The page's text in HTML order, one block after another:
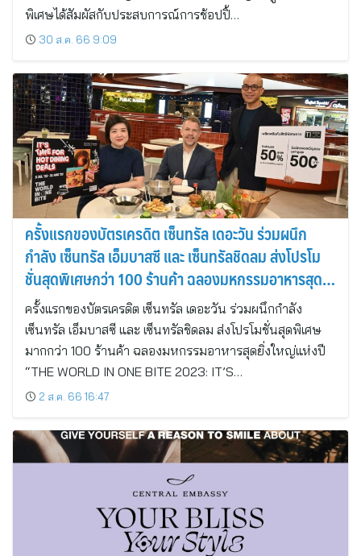
พิเศษได้สัมผัสกับประสบการณ์การช้อปปิ้…
30 ส.ค. 66 9:09
ครั้งแรกของบัตรเครดิต เซ็นทรัล เดอะวัน ร่วมผนึก
กำลัง เซ็นทรัล เอ็มบาสซี และ เซ็นทรัลชิดลม ส่งโปรโม
ชั่นสุดพิเศษกว่า 100 ร้านค้า ฉลองมหกรรมอาหารสุด
ยิ่งใหญ่แห่งปี
ครั้งแรกของบัตรเครดิต เซ็นทรัล เดอะวัน ร่วมผนึกกำลัง
เซ็นทรัล เอ็มบาสซี และ เซ็นทรัลชิดลม ส่งโปรโมชั่นสุดพิเศษ
มากกว่า 100 ร้านค้า ฉลองมหกรรมอาหารสุดยิ่งใหญ่แห่งปี
“THE WORLD IN ONE BITE 2023: IT’S…
2 ส.ค. 66 16:47